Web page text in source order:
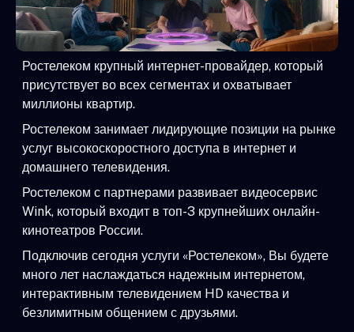
Ростелеком крупный интернет-провайдер, который
присутствует во всех сегментах и охватывает
миллионы квартир.
Ростелеком занимает лидирующие позиции на рынке
услуг высокоскоростного доступа в интернет и
домашнего телевидения.
Ростелеком с партнерами развивает видеосервис
Wink, который входит в топ-3 крупнейших онлайн-
кинотеатров России.
Подключив сегодня услуги «Ростелеком», Вы будете
много лет наслаждаться надежным интернетом,
интерактивным телевидением HD качества и
безлимитным общением с друзьями.